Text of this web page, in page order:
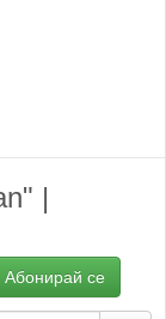
|
Абонирай се